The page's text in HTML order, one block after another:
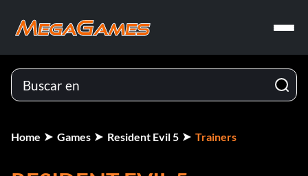
Home Games Resident Evil 5 Trainers